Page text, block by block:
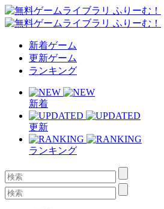
新着ゲーム
更新ゲーム
ランキング
新着
更新
ランキング